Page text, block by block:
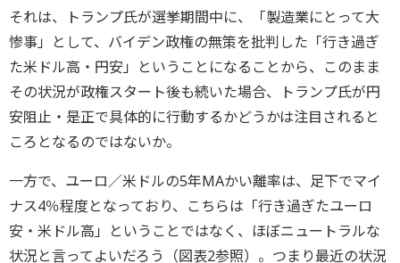
それは、トランプ氏が選挙期間中に、「製造業にとって大
惨事」として、バイデン政権の無策を批判した「行き過ぎ
た米ドル高・円安」ということになることから、このまま
その状況が政権スタート後も続いた場合、トランプ氏が円
安阻止・是正で具体的に行動するかどうかは注目されると
ころとなるのではないか。
一方で、ユーロ／米ドルの5年MAかい離率は、足下でマイ
ナス4％程度となっており、こちらは「行き過ぎたユーロ
安・米ドル高」ということではなく、ほぼニュートラルな
状況と言ってよいだろう（図表2参照）。つまり最近の状況